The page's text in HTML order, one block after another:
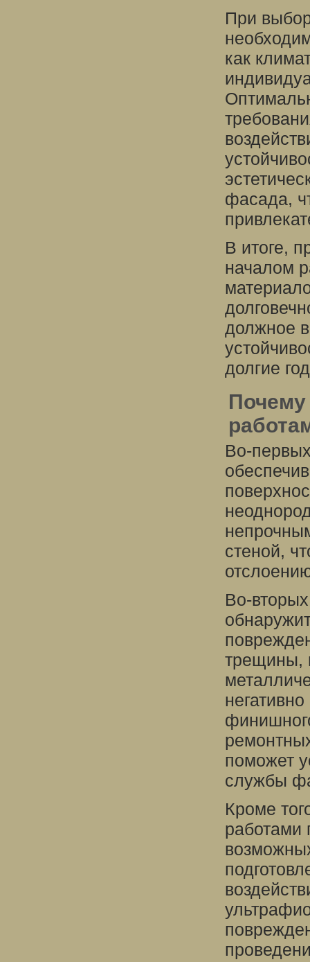
При
как
фасада,
В итоге,
началом
должное
долгие
Почему
Во-
стеной,
Во-
трещины,
поможет
службы
Кроме
работами